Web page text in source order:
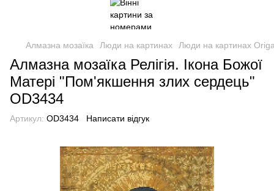
Алмазна мозаїка Люди на картинах Люди на картинах
Алмазна мозаїка Релігія. Ікона Божої
Матері "Пом'якшення злих сердець"
OD3434
Артикул: OD3434 Написати відгук